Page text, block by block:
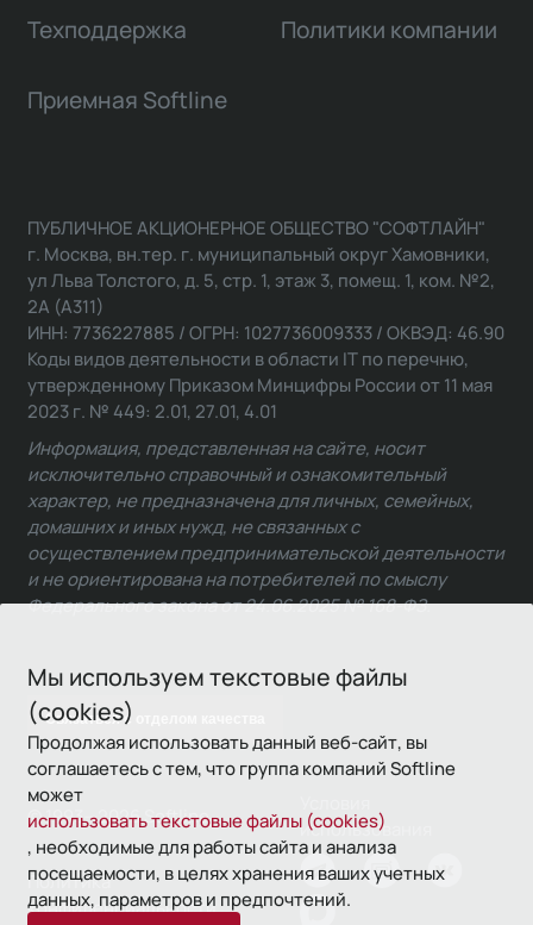
Мы используем текстовые файлы
(cookies)
Продолжая использовать данный веб-сайт, вы
соглашаетесь с тем, что группа компаний Softline
может
использовать текстовые файлы (cookies)
, необходимые для работы сайта и анализа
посещаемости, в целях хранения ваших учетных
данных, параметров и предпочтений.
Техподдержка Политики компании
Приемная Softline
Связаться с отделом качества
ПУБЛИЧНОЕ АКЦИОНЕРНОЕ ОБЩЕСТВО "СОФТЛАЙН"
г. Москва, вн.тер. г. муниципальный округ Хамовники,
ул Льва Толстого, д. 5, стр. 1, этаж 3, помещ. 1, ком. №2,
2А (А311)
ИНН: 7736227885 / ОГРН: 1027736009333 / ОКВЭД: 46.90
Коды видов деятельности в области IT по перечню,
утвержденному Приказом Минцифры России от 11 мая
2023 г. № 449: 2.01, 27.01, 4.01
Информация, представленная на сайте, носит
исключительно справочный и ознакомительный
характер, не предназначена для личных, семейных,
домашних и иных нужд, не связанных с
осуществлением предпринимательской деятельности
и не ориентирована на потребителей по смыслу
Федерального закона от 24.06.2025 № 168-ФЗ.
© 1993—2026 Softline
использования
Политика
конфиденциальности